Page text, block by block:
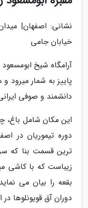
نشانی: اصفهان|
خیابان جامی
آرامگاه شیخ
پاییز به شمار میرود
دانشمند و صوفی
این مکان شامل باغ،
دوره تیموریان در
ترین قسمت بنا که
زیباست که با کاشی
بقعه را بیان می
دوران آق قویونلوها